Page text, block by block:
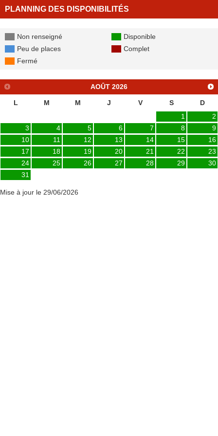
PLANNING DES DISPONIBILITÉS
Non renseigné
Disponible
Peu de places
Complet
Fermé
AOÛT 2026
L M M J V S
D
1
2
3
4 5 6 7 8
9
10
11 12 13 14 15
16
17
18 19 20 21 22
23
24
25 26 27 28 29
30
31
Mise à jour le 29/06/2026